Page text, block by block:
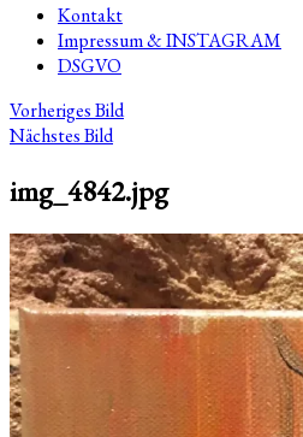
Kontakt
Impressum & INSTAGRAM
DSGVO
Vorheriges Bild
Nächstes Bild
img_4842.jpg